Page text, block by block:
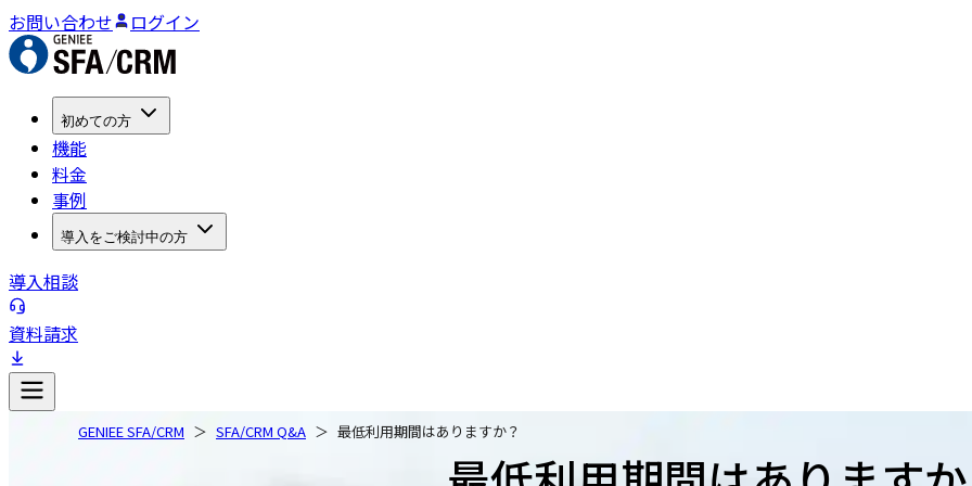
お問い合わせ ログイン
初めての方
機能
料金
事例
導入をご検討中の方
導入相談
資料請求
GENIEE SFA/CRM SFA/CRM Q&A 最低利用期間はありますか？